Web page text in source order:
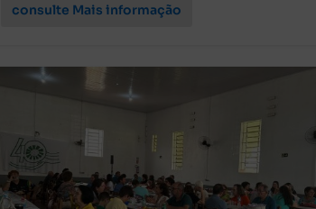
consulte Mais informação